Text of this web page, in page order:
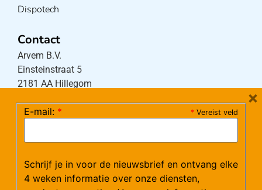
Dispotech
Contact
Arvem B.V.
Einsteinstraat 5
2181 AA Hillegom
(maandag – donderdag 08:30-17:15 uur / vrijdag
Mail:klantenservice@arvem.nl
* Vereist veld
E-mail: *
Schrijf je in voor de nieuwsbrief en ontvang elke
4 weken informatie over onze diensten,
×